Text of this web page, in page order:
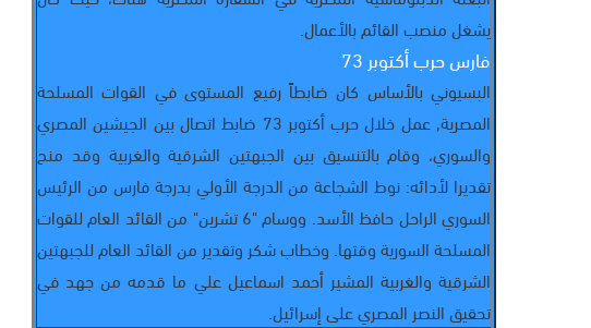
يشغل منصب القائم بالأعمال.
فارس حرب أكتوبر 73
البسيوني بالأساس كان ضابطاً رفيع المستوى في القوات المسلحة
المصرية,‏ عمل خلال حرب أكتوبر ‏73‏ ضابط اتصال بين الجيشين المصري
والسوري‏، وقام بالتنسيق بين الجبهتين الشرقية والغربية وقد منح
تقديرا لأدائه‏:‏ نوط الشجاعة من الدرجة الأولي بدرجة فارس من الرئيس
السوري الراحل حافظ الأسد‏.‏ ووسام "‏6‏ تشرين" من القائد العام للقوات
المسلحة السورية وقتها‏.‏ وخطاب شكر وتقدير من القائد العام للجبهتين
الشرقية والغربية المشير أحمد اسماعيل علي ما قدمه من جهد في
تحقيق النصر المصري على إسرائيل.